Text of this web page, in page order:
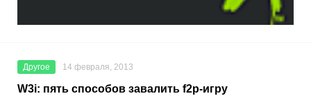
Другое 14 февраля, 2013
W3i: пять способов завалить f2p-игру